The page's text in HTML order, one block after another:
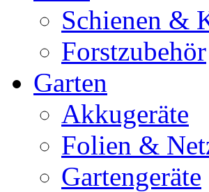
Schienen &
Forstzubehör
Garten
Akkugeräte
Folien &
Gartengeräte